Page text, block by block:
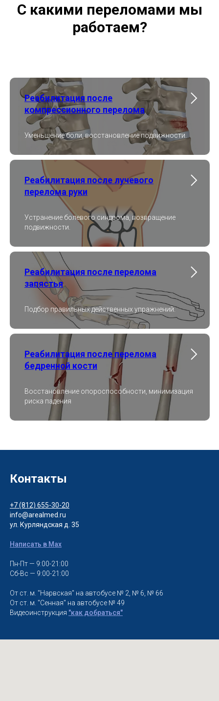
С какими переломами мы
работаем?
Реабилитация после
компрессионного перелома
Уменьшение боли, восстановление подвижности.
Реабилитация после лучевого
перелома руки
Устранение болевого синдрома, возвращение
подвижности.
Реабилитация после перелома
запястья
Подбор правильных действенных упражнений.
Реабилитация после перелома
бедренной кости
Восстановление опороспособности, минимизация
риска падения
Контакты
+7 (812) 655-30-20
info@arealmed.ru
ул. Курляндская д. 35
Написать в Max
Пн-Пт — 9:00-21:00
Сб-Вс — 9:00-21:00
От ст. м. "Нарвская" на автобусе № 2, № 6, № 66
От ст. м. "Сенная" на автобусе № 49
Видеоинструкция "как добраться"